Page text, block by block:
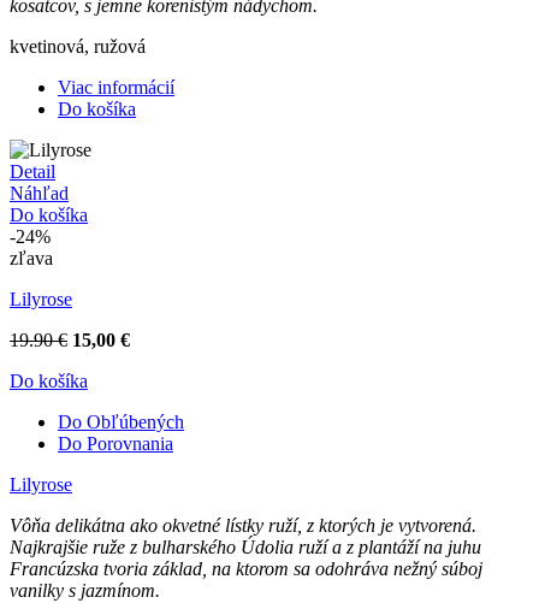
kosatcov, s jemne korenistým nádychom.
kvetinová, ružová
Viac informácií
Do košíka
Detail
Náhľad
Do košíka
-24%
zľava
Lilyrose
19.90 € 15,00 €
Do košíka
Do Obľúbených
Do Porovnania
Lilyrose
Vôňa delikátna ako okvetné lístky ruží, z ktorých je vytvorená.
Najkrajšie ruže z bulharského Údolia ruží a z plantáží na juhu
Francúzska tvoria základ, na ktorom sa odohráva nežný súboj
vanilky s jazmínom.